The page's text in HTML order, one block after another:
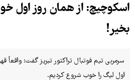
اسکوچیچ: از همان روز اول
بخیر!
سرمربی تیم فوتبال تراکتور تبریز گفت: واقعاً
اول لیگ را خوب شروع کردیم.